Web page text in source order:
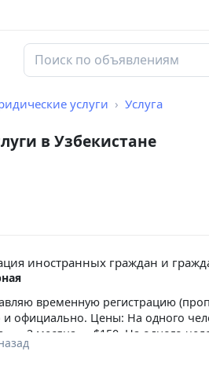
услуги Услуга
в Узбекистане
иностранных граждан и
временную регистрацию
и официально. Цены: На одного
– 2 месяца — $150. На одного
человека